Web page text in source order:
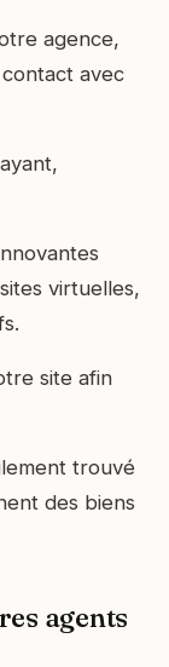
agence,
avec
virtuelles,
site afin
trouvé
des biens
agents